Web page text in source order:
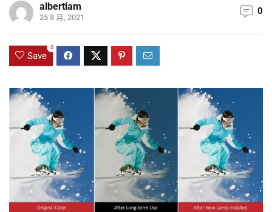
albertlam
25 8 月, 2021
0
Save
0